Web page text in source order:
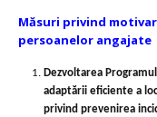
Măsuri privind
persoanelor angajate
Dezvoltarea
adaptării eficiente a
privind prevenirea